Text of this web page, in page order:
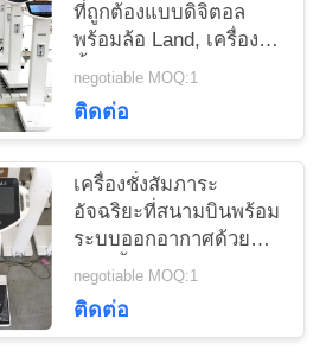
ที่ถูกต้องแบบดิจิตอล
พร้อมล้อ Land, เครื่องชั่ง
น้ำหนักกระเป๋าวัดความ
negotiable MOQ:1
ติดต่อ
เครื่องชั่งสัมภาระ
อัจฉริยะที่สนามบินพร้อม
ระบบออกอากาศด้วย
เสียงน้ำหนัก 200
negotiable MOQ:1
ติดต่อ